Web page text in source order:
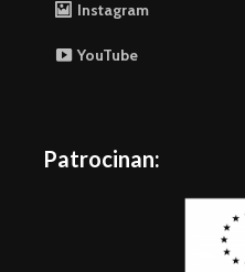
Instagram
YouTube
Patrocinan: